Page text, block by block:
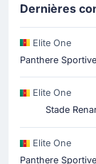
Dernières
Elite One
Elite One
Stade
Elite One